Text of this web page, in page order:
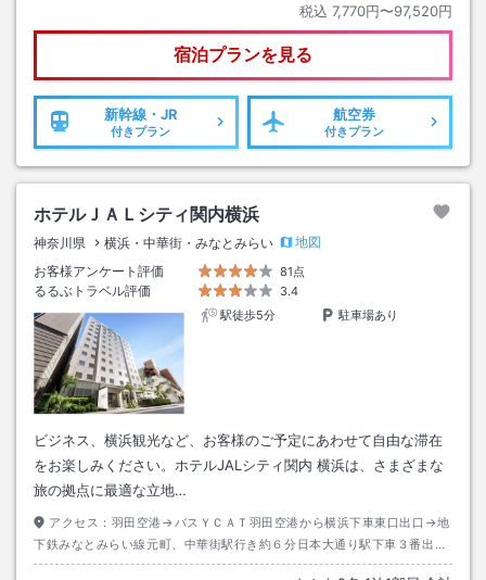
税込 7,770円〜97,520円
宿泊プランを見る
新幹線・JR
付きプラン
航空券
付きプラン
ホテルＪＡＬシティ関内横浜
神奈川県 横浜・中華街・みなとみらい
地図
お客様アンケート評価
81点
るるぶトラベル評価
3.4
駅徒歩5分
駐車場あり
ビジネス、横浜観光など、お客様のご予定にあわせて自由な滞在
をお楽しみください。ホテルJALシティ関内 横浜は、さまざまな
旅の拠点に最適な立地…
アクセス： 羽田空港→バスＹＣＡＴ羽田空港から横浜下車東口出口→地
下鉄みなとみらい線元町、中華街駅行き約６分日本大通り駅下車３番出口
→徒歩約２分